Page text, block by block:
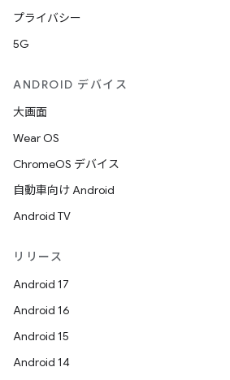
プライバシー
5G
ANDROID デバイス
大画面
Wear OS
ChromeOS デバイス
自動車向け Android
Android TV
リリース
Android 17
Android 16
Android 15
Android 14